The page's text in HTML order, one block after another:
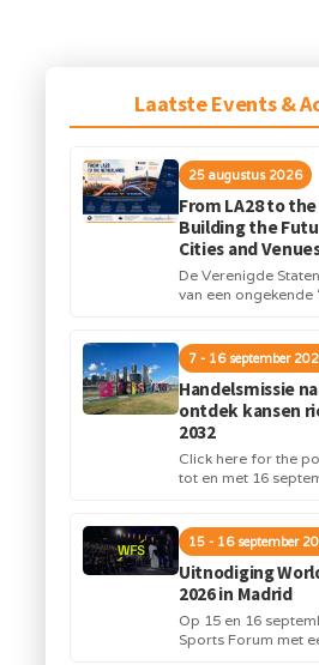
Laatste Events &
25 augustus 2026
From LA28 to
Building the
Cities and
De Verenigde
van een ongekende
infrastructuur...
7 - 16 september
Handelsmissie
ontdek kansen
2032
Click here for the
tot en met 16
15 - 16 september
Uitnodiging
2026 in Madrid
Op 15 en 16
Sports Forum met